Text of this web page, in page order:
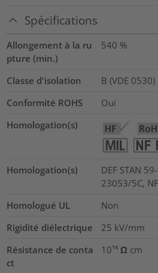
Spécifications
Allongement à la ru
pture (min.)
540 %
Classe d'isolation
B (VDE 0530)
Conformité ROHS
Oui
Homologation(s)
Homologation(s)
DEF STAN
23053/5C,
Homologué UL
Non
Rigidité diélectrique
25 kV/mm
Résistance de conta
ct
10¹⁴ Ω cm